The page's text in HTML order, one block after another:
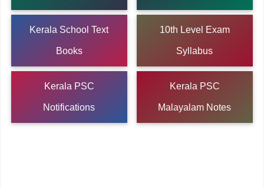
Kerala School Text
Books
10th Level Exam
Syllabus
Kerala PSC
Notifications
Kerala PSC
Malayalam Notes